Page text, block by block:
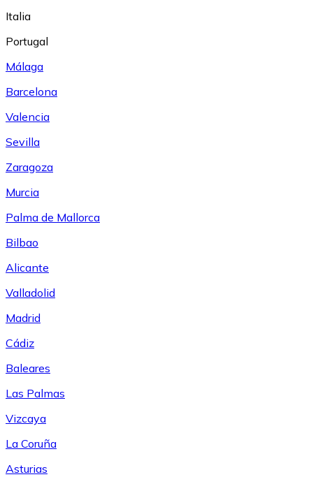
Italia
Portugal
Málaga
Barcelona
Valencia
Sevilla
Zaragoza
Murcia
Palma de Mallorca
Bilbao
Alicante
Valladolid
Madrid
Cádiz
Baleares
Las Palmas
Vizcaya
La Coruña
Asturias